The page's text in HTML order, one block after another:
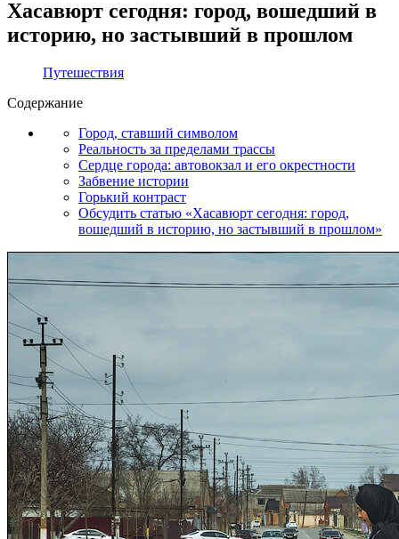
Хасавюрт сегодня: город, вошедший в
историю, но застывший в прошлом
Путешествия
Содержание
Город, ставший символом
Реальность за пределами трассы
Сердце города: автовокзал и его окрестности
Забвение истории
Горький контраст
Обсудить статью «Хасавюрт сегодня: город,
вошедший в историю, но застывший в прошлом»